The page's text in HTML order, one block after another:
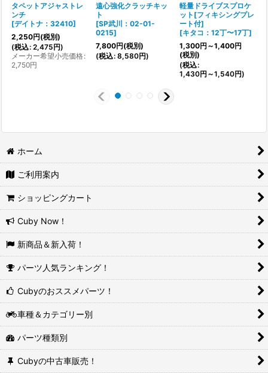
タペットアジャストレ
ンチ
[デイトナ：32410]
2,250円(税別)
(税込: 2,475円)
メーカー希望小売価格:
2,750円
遠心強化クラッチキッ
ト
[SP武川：02-01-
0215]
7,800円(税別)
(税込: 8,580円)
軽量ドライブスプロケ
ット[フィキシングプレ
ート付]
[キタコ：12丁〜17丁]
1,300円 ～1,400円
(税別)
(税込:
1,430円 ～1,540円)
ホーム
ご利用案内
ショッピングカート
Cuby Now！
新商品＆新入荷！
パーツ人気ランキング！
Cubyのおススメパーツ！
車種＆カテゴリー別
パーツ種類別
Cubyの中古車販売！